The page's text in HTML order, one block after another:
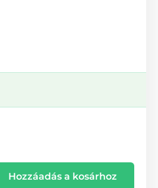
Hozzáadás a kosárhoz